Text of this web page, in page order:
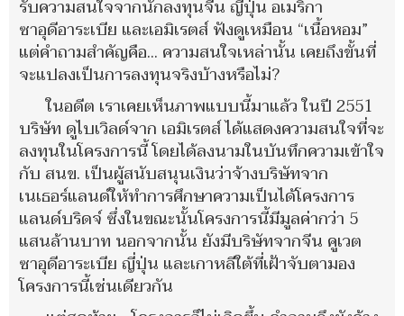
รับความสนใจจากนักลงทุนจีน ญี่ปุ่น อเมริกา
ซาอุดีอาระเบีย และเอมิเรตส์ ฟังดูเหมือน “เนื้อหอม”
แต่คำถามสำคัญคือ... ความสนใจเหล่านั้น เคยถึงขั้นที่
จะแปลงเป็นการลงทุนจริงบ้างหรือไม่?
ในอดีต เราเคยเห็นภาพแบบนี้มาแล้ว ในปี 2551
บริษัท ดูไบเวิลด์จาก เอมิเรตส์ ได้แสดงความสนใจที่จะ
ลงทุนในโครงการนี้ โดยได้ลงนามในบันทึกความเข้าใจ
กับ สนข. เป็นผู้สนับสนุนเงินว่าจ้างบริษัทจาก
เนเธอร์แลนด์ให้ทำการศึกษาความเป็นได้โครงการ
แลนด์บริดจ์ ซึ่งในขณะนั้นโครงการนี้มีมูลค่ากว่า 5
แสนล้านบาท นอกจากนั้น ยังมีบริษัทจากจีน คูเวต
ซาอุดีอาระเบีย ญี่ปุ่น และเกาหลีใต้ที่เฝ้าจับตามอง
โครงการนี้เช่นเดียวกัน